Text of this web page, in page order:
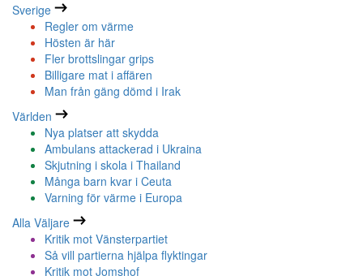
Sverige
Regler om värme
Hösten är här
Fler brottslingar grips
Billigare mat i affären
Man från gäng dömd i Irak
Världen
Nya platser att skydda
Ambulans attackerad i Ukraina
Skjutning i skola i Thailand
Många barn kvar i Ceuta
Varning för värme i Europa
Alla Väljare
Kritik mot Vänsterpartiet
Så vill partierna hjälpa flyktingar
Kritik mot Jomshof